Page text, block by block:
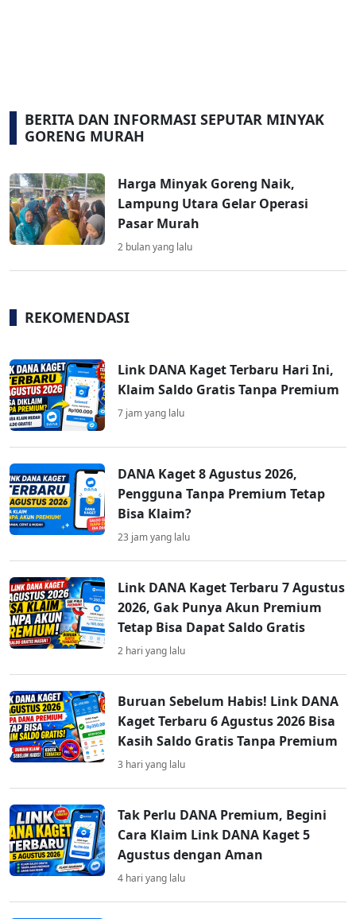
BERITA DAN INFORMASI SEPUTAR MINYAK
GORENG MURAH
Harga Minyak Goreng Naik,
Lampung Utara Gelar Operasi
Pasar Murah
2 bulan yang lalu
REKOMENDASI
Link DANA Kaget Terbaru Hari Ini,
Klaim Saldo Gratis Tanpa Premium
7 jam yang lalu
DANA Kaget 8 Agustus 2026,
Pengguna Tanpa Premium Tetap
Bisa Klaim?
23 jam yang lalu
Link DANA Kaget Terbaru 7 Agustus
2026, Gak Punya Akun Premium
Tetap Bisa Dapat Saldo Gratis
2 hari yang lalu
Buruan Sebelum Habis! Link DANA
Kaget Terbaru 6 Agustus 2026 Bisa
Kasih Saldo Gratis Tanpa Premium
3 hari yang lalu
Tak Perlu DANA Premium, Begini
Cara Klaim Link DANA Kaget 5
Agustus dengan Aman
4 hari yang lalu